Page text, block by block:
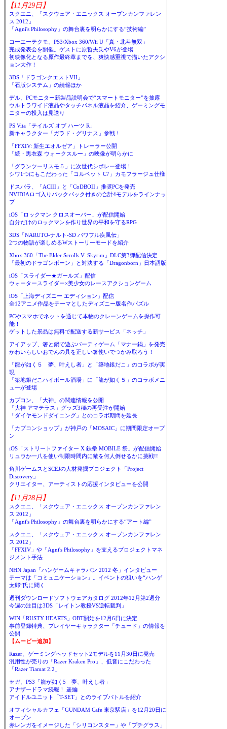
【11月29日】
スクエニ、「スクウェア・エニックス オープンカンファレン
ス 2012」
「Agni's Philosophy」の舞台裏を明らかにする“技術編”
コーエーテクモ、PS3/Xbox 360/Wii U「真・北斗無双」
完成発表会を開催。ゲストに原哲夫氏やV6が登場
初映像化となる原作最終章までを、爽快感重視で描いたアクシ
ョン大作！
3DS「ドラゴンクエストVII」
「石版システム」の続報ほか
デル、PCモニター新製品説明会で“スマートモニター”を披露
ウルトラワイド液晶やタッチパネル液晶を紹介、ゲーミングモ
ニターの投入は見送り
PS Vita「テイルズ オブ ハーツ R」
新キャラクター「ガラド・グリナス」参戦！
「FFXIV: 新生エオルゼア」トレーラー公開
「続・黒衣森 ウォークスルー」の映像が明らかに
「グランツーリスモ５」に次世代シボレー登場！
シワ1つにもこだわった「コルベット C7」カモフラージュ仕様
ドスパラ、「ACIII」と「CoDBOII」推奨PCを発売
NVIDIAロゴ入りバックパック付きの合計4モデルをラインナッ
プ
iOS「ロックマン クロスオーバー」が配信開始
自分だけのロックマンを作り世界の平和を守るRPG
3DS「NARUTO-ナルト-SD パワフル疾風伝」
2つの物語が楽しめるWストーリーモードを紹介
Xbox 360「The Elder Scrolls V: Skyrim」DLC第3弾配信決定
「最初のドラゴンボーン」と対決する「Dragonborn」日本語版
iOS「スライダー★ガールズ」配信
ウォータースライダー×美少女のレースアクションゲーム
iOS「上海ディズニー エディション」配信
全12アニメ作品をテーマとしたディズニー版名作パズル
PCやスマホでネットを通じて本物のクレーンゲームを操作可
能！
ゲットした景品は無料で配送する新サービス「ネッチ」
アイアップ、箸と鍋で遊ぶパーティゲーム「マナー鍋」を発売
かわいらしいおでんの具を正しい箸使いでつかみ取ろう！
「龍が如く５ 夢、叶えし者」と「築地銀だこ」のコラボが実
現
「築地銀だこハイボール酒場」に「龍が如く５」のコラボメニ
ューが登場
カプコン、「大神」の関連情報を公開
「大神 アマテラス」グッズ3種の再受注が開始
「ダイヤモンドダイニング」とのコラボ期間を延長
「カプコンショップ」が神戸の「MOSAIC」に期間限定オープ
ン
iOS「ストリートファイター X 鉄拳 MOBILE 祭」が配信開始
リュウか一八を使い制限時間内に敵を何人倒せるかに挑戦!!
角川ゲームスとSCEJの人材発掘プロジェクト「Project
Discovery」
クリエイター、アーティストの応援インタビューを公開
【11月28日】
スクエニ、「スクウェア・エニックス オープンカンファレン
ス 2012」
「Agni's Philosophy」の舞台裏を明らかにする“アート編”
スクエニ、「スクウェア・エニックス オープンカンファレン
ス 2012」
「FFXIV」や「Agni's Philosophy」を支えるプロジェクトマネ
ジメント手法
NHN Japan「ハンゲームキャラバン 2012 冬」インタビュー
テーマは「コミュニケーション」。イベントの狙いを“ハンゲ
太郎”氏に聞く
週刊ダウンロードソフトウェアカタログ 2012年12月第2週分
今週の注目は3DS「レイトン教授VS逆転裁判」
WIN「RUSTY HEARTS」OBT開始を12月6日に決定
事前登録特典、プレイヤーキャラクター「チュード」の情報を
公開
【ムービー追加】
Razer、ゲーミングヘッドセット2モデルを11月30日に発売
汎用性が売りの「Razer Kraken Pro」、低音にこだわった
「Razer Tiamat 2.2」
セガ、PS3「龍が如く5 夢、叶えし者」
アナザードラマ続報！ 遥編
アイドルユニット「T-SET」とのライブバトルを紹介
オフィシャルカフェ「GUNDAM Cafe 東京駅店」を12月20日に
オープン
赤レンガをイメージした「シリコンスター」や「プチグラス」